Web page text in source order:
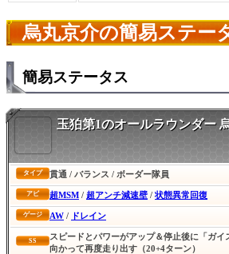
烏丸京介の簡易ステー
簡易ステータス
玉狛第1のオールラウンダー
タイプ 貫通 / バランス / ボーダー隊員
アビ 超MSM / 超アンチ減速壁 /状態異常回復
ゲージ AW / ドレイン
SS
スピードとパワーがアップ＆停止後に「ガイ
向かって再度走り出す（20+4ターン）